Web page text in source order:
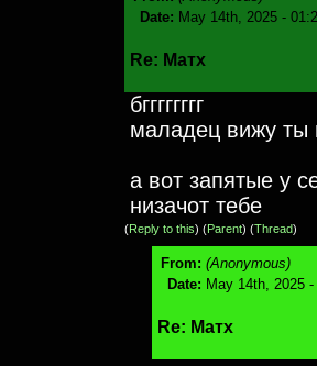
Date: May 14th, 2025 -
Re: Матх
бгггггггг
маладец вижу ты
а вот запятые у
низачот тебе
(Reply to this) (Parent) (Thread)
From: (Anonymous)
Date: May 14th, 2025
Re: Матх